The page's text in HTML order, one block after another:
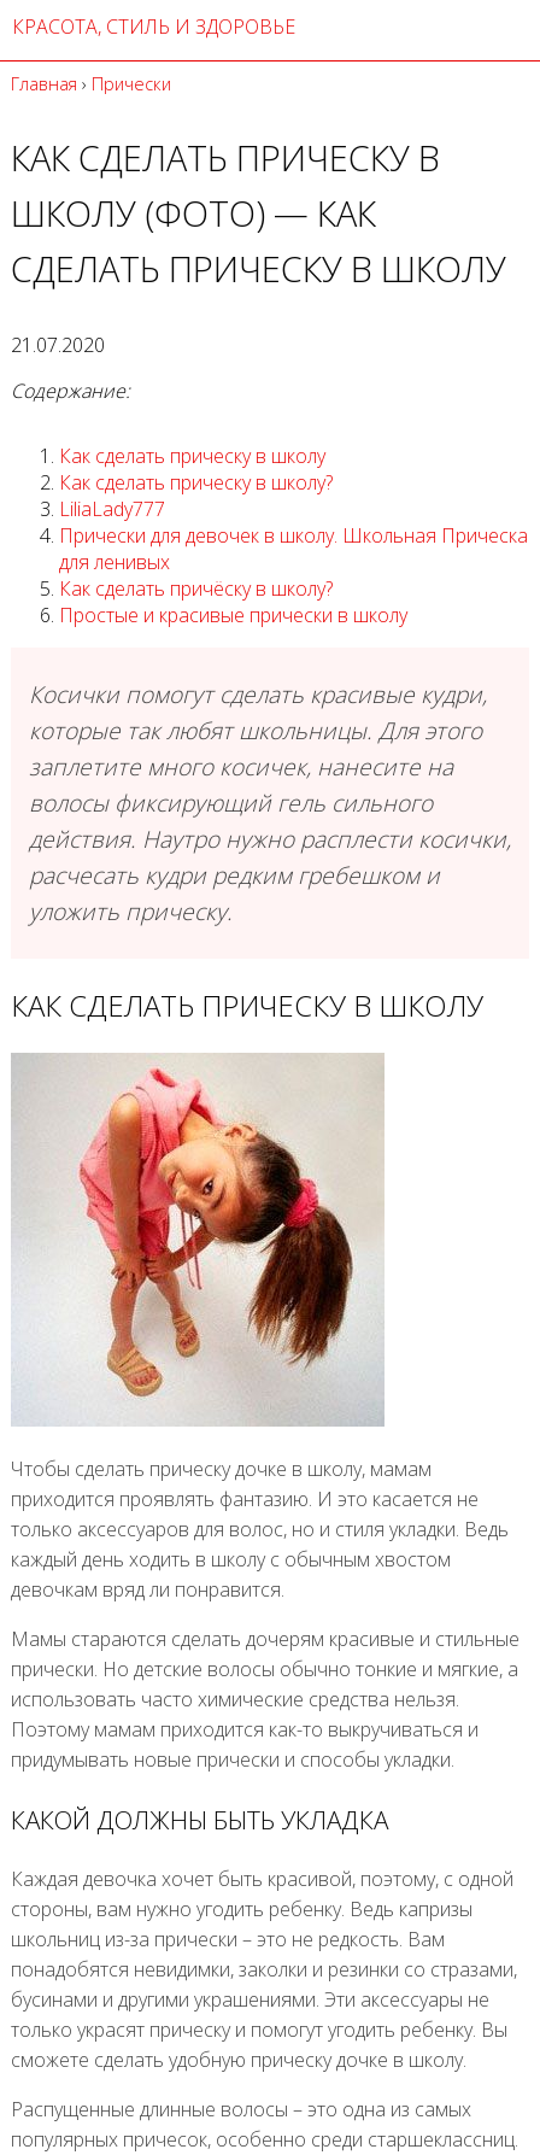
КРАСОТА, СТИЛЬ И ЗДОРОВЬЕ
Главная › Прически
КАК СДЕЛАТЬ ПРИЧЕСКУ В
ШКОЛУ (ФОТО) — КАК
СДЕЛАТЬ ПРИЧЕСКУ В ШКОЛУ
21.07.2020
Содержание:
Как сделать прическу в школу
Как сделать прическу в школу?
LiliaLady777
Прически для девочек в школу. Школьная Прическа
для ленивых
Как сделать причёску в школу?
Простые и красивые прически в школу
Косички помогут сделать красивые кудри,
которые так любят школьницы. Для этого
заплетите много косичек, нанесите на
волосы фиксирующий гель сильного
действия. Наутро нужно расплести косички,
расчесать кудри редким гребешком и
уложить прическу.
КАК СДЕЛАТЬ ПРИЧЕСКУ В ШКОЛУ
Чтобы сделать прическу дочке в школу, мамам
приходится проявлять фантазию. И это касается не
только аксессуаров для волос, но и стиля укладки. Ведь
каждый день ходить в школу с обычным хвостом
девочкам вряд ли понравится.
Мамы стараются сделать дочерям красивые и стильные
прически. Но детские волосы обычно тонкие и мягкие, а
использовать часто химические средства нельзя.
Поэтому мамам приходится как-то выкручиваться и
придумывать новые прически и способы укладки.
КАКОЙ ДОЛЖНЫ БЫТЬ УКЛАДКА
Каждая девочка хочет быть красивой, поэтому, с одной
стороны, вам нужно угодить ребенку. Ведь капризы
школьниц из-за прически – это не редкость. Вам
понадобятся невидимки, заколки и резинки со стразами,
бусинами и другими украшениями. Эти аксессуары не
только украсят прическу и помогут угодить ребенку. Вы
сможете сделать удобную прическу дочке в школу.
Распущенные длинные волосы – это одна из самых
популярных причесок, особенно среди старшеклассниц.